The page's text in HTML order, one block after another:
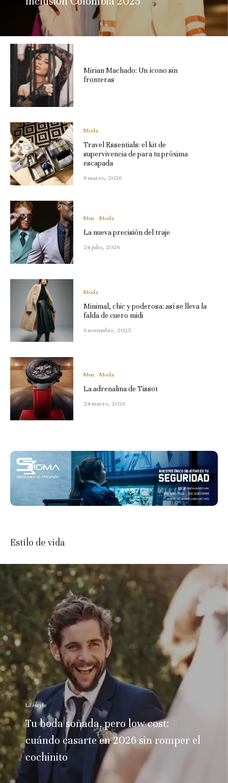
Mirian Machado: Un ícono sin
fronteras
Moda
Travel Essentials: el kit de
supervivencia de para tu próxima
escapada
6 marzo, 2026
Men Moda
La nueva precisión del traje
24 julio, 2026
Moda
Minimal, chic y poderosa: así se lleva la
falda de cuero midi
6 noviembre, 2025
Men Moda
La adrenalina de Tissot
24 marzo, 2026
Estilo de vida
Lifestyle
Tu boda soñada, pero low cost:
cuándo casarte en 2026 sin romper el
cochinito